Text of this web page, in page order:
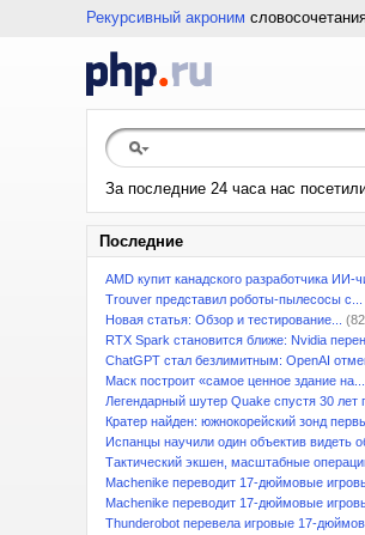
Рекурсивный акроним
За последние 24 часа нас
Последние
AMD купит канадского разработчика ИИ-
Trouver представил роботы-пылесосы с...
Новая статья: Обзор и тестирование...
RTX Spark становится ближе: Nvidia
ChatGPT стал безлимитным: OpenAI
Маск построит «самое ценное здание на...
Легендарный шутер Quake спустя 30 лет
Кратер найден: южнокорейский зонд
Испанцы научили один объектив видеть
Тактический экшен, масштабные
Machenike переводит 17-дюймовые
Machenike переводит 17-дюймовые
Thunderobot перевела игровые 17-